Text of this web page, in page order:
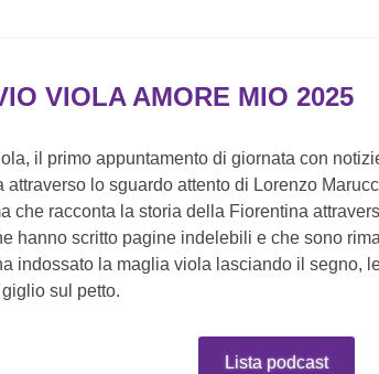
VIOLA AMORE MIO 2025
il primo appuntamento di giornata con
attraverso lo sguardo attento di Lorenzo
che racconta la storia della Fiorentina
hanno scritto pagine indelebili e che sono
indossato la maglia viola lasciando il segno,
sul petto.
Lista podcast